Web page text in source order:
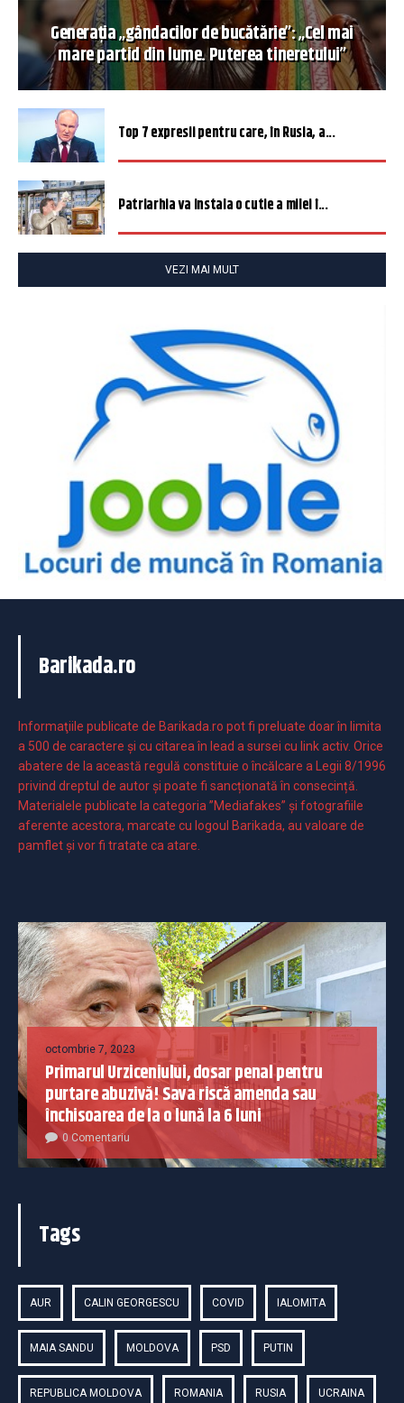
Generația „gândacilor de bucătărie”: „Cel mai
mare partid din lume. Puterea tineretului”
Top 7 expresii pentru care, în Rusia, a...
Patriarhia va instala o cutie a milei î...
VEZI MAI MULT
Barikada.ro
Informaţiile publicate de Barikada.ro pot fi preluate doar în limita
a 500 de caractere şi cu citarea în lead a sursei cu link activ. Orice
abatere de la această regulă constituie o încălcare a Legii 8/1996
privind dreptul de autor și poate fi sancționată în consecință.
Materialele publicate la categoria ”Mediafakes” și fotografiile
aferente acestora, marcate cu logoul Barikada, au valoare de
pamflet și vor fi tratate ca atare.
octombrie 7, 2023
Primarul Urziceniului, dosar penal pentru
purtare abuzivă! Sava riscă amenda sau
închisoarea de la o lună la 6 luni
0 Comentariu
Tags
AUR CALIN GEORGESCU COVID IALOMITA
MAIA SANDU MOLDOVA PSD PUTIN
REPUBLICA MOLDOVA ROMANIA RUSIA UCRAINA